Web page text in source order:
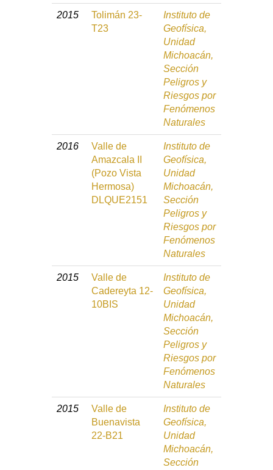
2015
Tolimán 23-
T23
Instituto de
Geofísica,
Unidad
Michoacán,
Sección
Peligros y
Riesgos por
Fenómenos
Naturales
2016
Valle de
Amazcala II
(Pozo Vista
Hermosa)
DLQUE2151
Instituto de
Geofísica,
Unidad
Michoacán,
Sección
Peligros y
Riesgos por
Fenómenos
Naturales
2015
Valle de
Cadereyta 12-
10BIS
Instituto de
Geofísica,
Unidad
Michoacán,
Sección
Peligros y
Riesgos por
Fenómenos
Naturales
2015
Valle de
Buenavista
22-B21
Instituto de
Geofísica,
Unidad
Michoacán,
Sección